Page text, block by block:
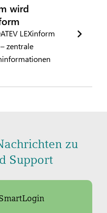
wird
LEXinform
zentrale
zu
Support